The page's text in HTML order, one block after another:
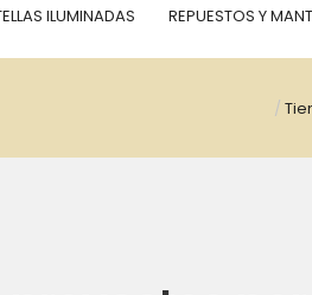
ILUMINADAS REPUESTOS Y
/